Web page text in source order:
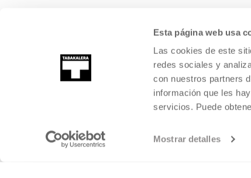
Esta página web usa
Las cookies de este
redes sociales y
con nuestros partners
información que les
servicios. Puede
Mostrar detalles
2026 TABAKALERA.
KULTURA GARAIKIDEAREN